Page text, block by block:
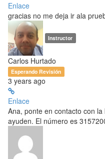
Enlace
gracias no me deja ir ala
Instructor
Carlos Hurtado
Esperando Revisión
3 years ago
Enlace
Ana, ponte en contacto con
ayuden. El número es